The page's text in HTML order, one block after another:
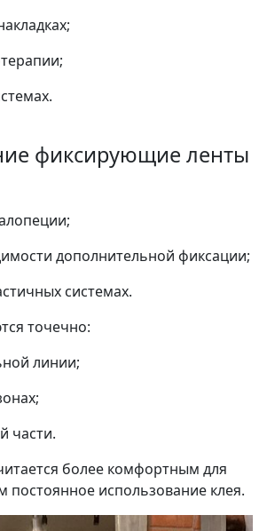
фиксирующие ленты
дополнительной фиксации;
системах.
точечно:
линии;
части.
более комфортным для
постоянное использование клея.